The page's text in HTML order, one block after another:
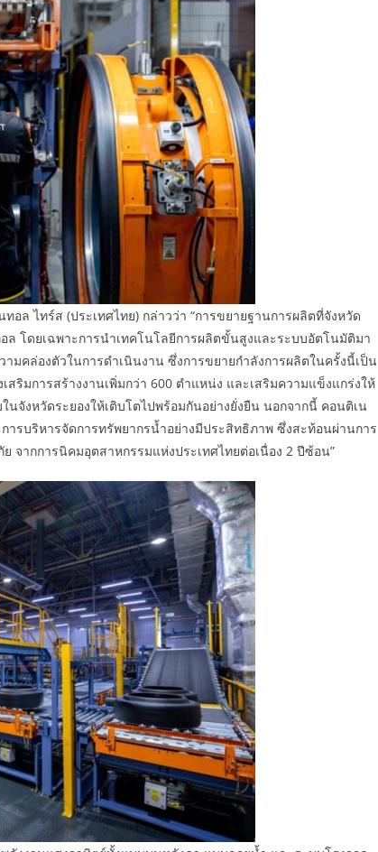
อล ไทร์ส (ประเทศไทย) กล่าวว่า “การขยายฐานการผลิตที่จังหวัด
โดยเฉพาะการนำเทคโนโลยีการผลิตขั้นสูงและระบบอัตโนมัติมา
มคล่องตัวในการดำเนินงาน ซึ่งการขยายกำลังการผลิตในครั้งนี้เป็น
ริมการสร้างงานเพิ่มกว่า 600 ตำแหน่ง และเสริมความแข็งแกร่งให้
จังหวัดระยองให้เติบโตไปพร้อมกันอย่างยั่งยืน นอกจากนี้ คอนติเน
รบริหารจัดการทรัพยากรน้ำอย่างมีประสิทธิภาพ ซึ่งสะท้อนผ่านการ
จากการนิคมอุตสาหกรรมแห่งประเทศไทยต่อเนื่อง 2 ปีซ้อน”